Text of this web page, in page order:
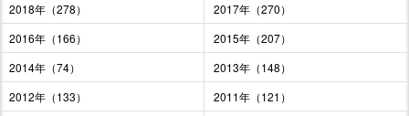
2018年（278）
2017年（270）
2016年（166）
2015年（207）
2014年（74）
2013年（148）
2012年（133）
2011年（121）